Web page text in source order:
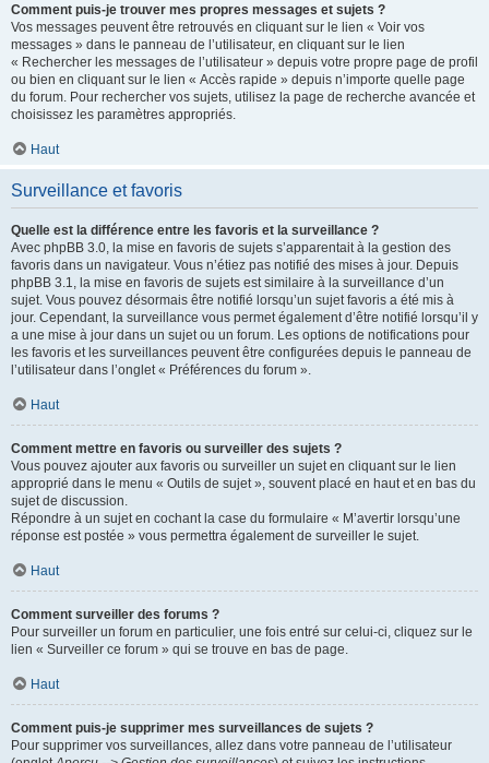
Comment puis-je trouver mes propres messages et sujets ?
Vos messages peuvent être retrouvés en cliquant sur le lien « Voir vos
messages » dans le panneau de l’utilisateur, en cliquant sur le lien
« Rechercher les messages de l’utilisateur » depuis votre propre page de profil
ou bien en cliquant sur le lien « Accès rapide » depuis n’importe quelle page
du forum. Pour rechercher vos sujets, utilisez la page de recherche avancée et
choisissez les paramètres appropriés.
Haut
Surveillance et favoris
Quelle est la différence entre les favoris et la surveillance ?
Avec phpBB 3.0, la mise en favoris de sujets s’apparentait à la gestion des
favoris dans un navigateur. Vous n’étiez pas notifié des mises à jour. Depuis
phpBB 3.1, la mise en favoris de sujets est similaire à la surveillance d’un
sujet. Vous pouvez désormais être notifié lorsqu’un sujet favoris a été mis à
jour. Cependant, la surveillance vous permet également d’être notifié lorsqu’il y
a une mise à jour dans un sujet ou un forum. Les options de notifications pour
les favoris et les surveillances peuvent être configurées depuis le panneau de
l’utilisateur dans l’onglet « Préférences du forum ».
Haut
Comment mettre en favoris ou surveiller des sujets ?
Vous pouvez ajouter aux favoris ou surveiller un sujet en cliquant sur le lien
approprié dans le menu « Outils de sujet », souvent placé en haut et en bas du
sujet de discussion.
Répondre à un sujet en cochant la case du formulaire « M’avertir lorsqu’une
réponse est postée » vous permettra également de surveiller le sujet.
Haut
Comment surveiller des forums ?
Pour surveiller un forum en particulier, une fois entré sur celui-ci, cliquez sur le
lien « Surveiller ce forum » qui se trouve en bas de page.
Haut
Comment puis-je supprimer mes surveillances de sujets ?
Pour supprimer vos surveillances, allez dans votre panneau de l’utilisateur